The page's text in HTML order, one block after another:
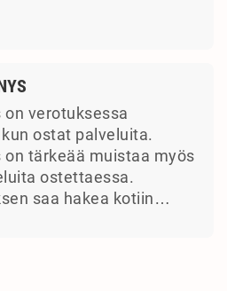
verotuksessa
ostat palveluita.
tärkeää muistaa myös
ostettaessa.
saa hakea kotiin…